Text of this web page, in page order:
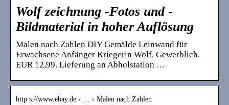
Wolf zeichnung -Fotos und -
Bildmaterial in hoher Auflösung
Malen nach Zahlen DIY Gemälde Leinwand für
Erwachsene Anfänger Kriegerin Wolf. Gewerblich.
EUR 12,99. Lieferung an Abholstation …
http s://www.ebay.de › … › Malen nach Zahlen